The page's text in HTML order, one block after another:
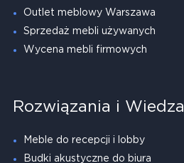
Outlet meblowy Warszawa
Sprzedaż mebli używanych
Wycena mebli firmowych
Rozwiązania i Wiedza
Meble do recepcji i lobby
Budki akustyczne do biura